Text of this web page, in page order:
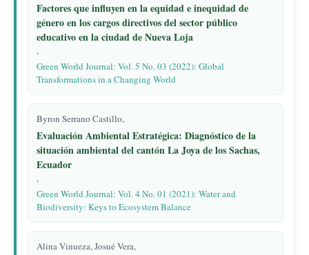
Factores que influyen en la equidad e inequidad de
género en los cargos directivos del sector público
educativo en la ciudad de Nueva Loja
,
Green World Journal: Vol. 5 No. 03 (2022): Global
Transformations in a Changing World
Byron Serrano Castillo,
Evaluación Ambiental Estratégica: Diagnóstico de la
situación ambiental del cantón La Joya de los Sachas,
Ecuador
,
Green World Journal: Vol. 4 No. 01 (2021): Water and
Biodiversity: Keys to Ecosystem Balance
Alina Vinueza, Josué Vera,